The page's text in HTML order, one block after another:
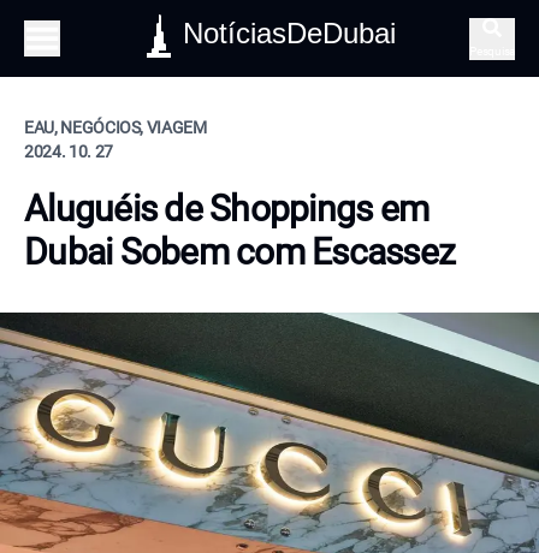
NotíciasDeDubai
EAU, NEGÓCIOS, VIAGEM
2024. 10. 27
Aluguéis de Shoppings em
Dubai Sobem com Escassez